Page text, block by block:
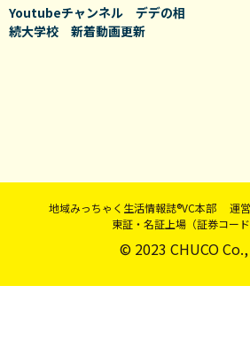
Youtubeチャンネル デデの相
続大学校 新着動画更新
地域みっちゃく生活情報誌®VC本部 運
東証・名証上場（証券コード
© 2023 CHUCO